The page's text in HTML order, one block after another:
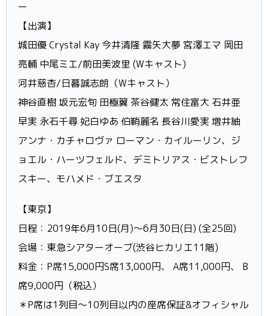
ー
【出演】
城田優 Crystal Kay 今井清隆 霧矢大夢 宮澤エマ 岡田
亮輔 中尾ミエ/前田美波里 (Wキャスト)
河井慈杏/日暮誠志朗（Wキャスト）
神谷直樹 坂元宏旬 田極翼 茶谷健太 常住富大 石井亜
早実 永石千尋 妃白ゆあ 伯鞘麗名 長谷川愛実 増井紬
アンナ・カチャロヴァ ローマン・カイルーリン、ジ
ョエル・ハーツフェルド、デミトリアス・ビストレフ
スキー、モハメド・ブエスタ
【東京】
日程：2019年6月10日(月)～6月30日(日) (全25回)
会場：東急シアターオーブ(渋谷ヒカリエ11階)
料金：P席15,000円S席13,000円、 A席11,000円、 B
席9,000円（税込）
＊P席は1列目～10列目以内の座席保証&オフィシャル